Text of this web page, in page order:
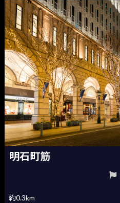
明石町筋
約0.3km